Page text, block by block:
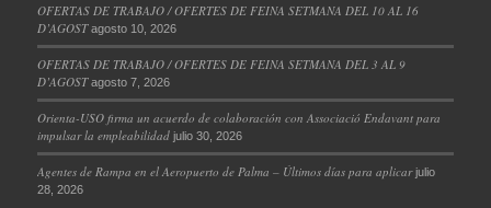
OFERTAS DE TRABAJO / OFERTES DE FEINA SETMANA DEL 10 AL 16
D’AGOST agosto 10, 2026
OFERTAS DE TRABAJO / OFERTES DE FEINA SETMANA DEL 3 AL 9
D’AGOST agosto 7, 2026
Orienta-USO firma un acuerdo de colaboración con Associació Endavant para
impulsar la empleabilidad julio 30, 2026
Agentes de Rampa en el Aeropuerto de Palma – Últimos días para aplicar julio
28, 2026